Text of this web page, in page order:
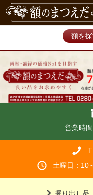
額を
営業時
土曜日：10
掘り出し